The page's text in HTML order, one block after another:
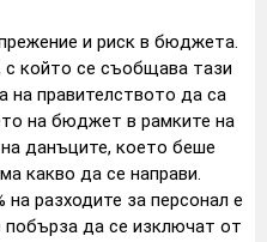
и риск в бюджета.
с който се съобщава тази
на правителството да са
на бюджет в рамките на
данъците, което беше
какво да се направи.
разходите за персонал е
да се изключат от